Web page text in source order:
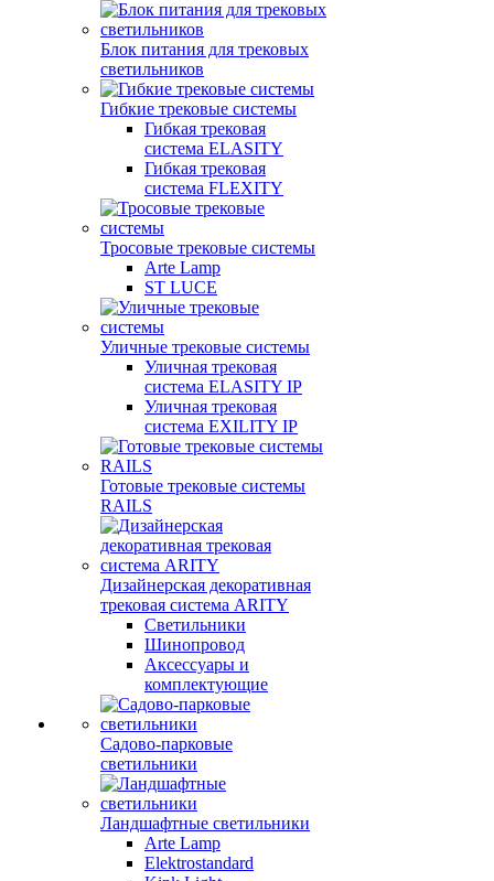
Блок питания для трековых
светильников
Гибкие трековые системы
Гибкая трековая
система ELASITY
Гибкая трековая
система FLEXITY
Тросовые трековые системы
Arte Lamp
ST LUCE
Уличные трековые системы
Уличная трековая
система ELASITY IP
Уличная трековая
система EXILITY IP
Готовые трековые системы
RAILS
Дизайнерская декоративная
трековая система ARITY
Светильники
Шинопровод
Аксессуары и
комплектующие
Садово-парковые
светильники
Ландшафтные светильники
Arte Lamp
Elektrostandard